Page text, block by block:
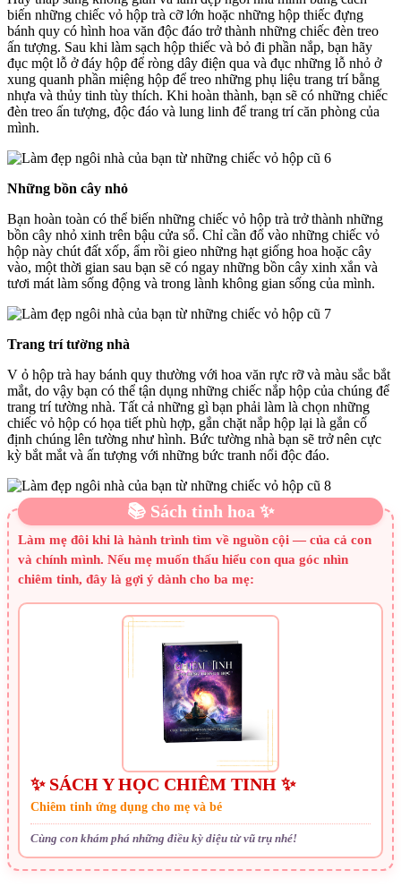
biến những chiếc vỏ hộp trà cỡ lớn hoặc những hộp thiếc đựng
bánh quy có hình hoa văn độc đáo trở thành những chiếc đèn treo
ấn tượng. Sau khi làm sạch hộp thiếc và bỏ đi phần nắp, bạn hãy
đục một lỗ ở đáy hộp để ròng dây điện qua và đục những lỗ nhỏ ở
xung quanh phần miệng hộp để treo những phụ liệu trang trí bằng
nhựa và thủy tinh tùy thích. Khi hoàn thành, bạn sẽ có những chiếc
đèn treo ấn tượng, độc đáo và lung linh để trang trí căn phòng của
mình.
Những bồn cây nhỏ
Bạn hoàn toàn có thể biến những chiếc vỏ hộp trà trở thành những
bồn cây nhỏ xinh trên bậu cửa sổ. Chỉ cần đổ vào những chiếc vỏ
hộp này chút đất xốp, ẩm rồi gieo những hạt giống hoa hoặc cây
vào, một thời gian sau bạn sẽ có ngay những bồn cây xinh xắn và
tươi mát làm sống động và trong lành không gian sống của mình.
Trang trí tường nhà
V ỏ hộp trà hay bánh quy thường với hoa văn rực rỡ và màu sắc bắt
mắt, do vậy bạn có thể tận dụng những chiếc nắp hộp của chúng để
trang trí tường nhà. Tất cả những gì bạn phải làm là chọn những
chiếc vỏ hộp có họa tiết phù hợp, gắn chặt nắp hộp lại là gắn cố
định chúng lên tường như hình. Bức tường nhà bạn sẽ trở nên cực
kỳ bắt mắt và ấn tượng với những bức tranh nổi độc đáo.
📚 Sách tinh hoa ✨
Làm mẹ đôi khi là hành trình tìm về nguồn cội — của cả con
và chính mình. Nếu mẹ muốn thấu hiểu con qua góc nhìn
chiêm tinh, đây là gợi ý dành cho ba mẹ:
✨ SÁCH Y HỌC CHIÊM TINH ✨
Chiêm tinh ứng dụng cho mẹ và bé
Cùng con khám phá những điều kỳ diệu từ vũ trụ nhé!